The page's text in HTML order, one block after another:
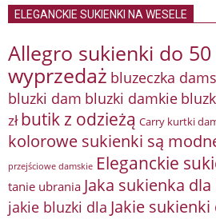
ELEGANCKIE SUKIENKI NA WESELE
Allegro sukienki do 50
wyprzedaż bluzeczka
bluzki dam bluzki damkie
zł butik z odzieżą Carry kurtki
kolorowe sukienki są
przejściowe damskie Eleganckie
tanie ubrania Jaka sukienka
jakie bluzki dla Jakie